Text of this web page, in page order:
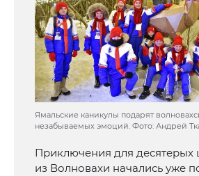
Ямальские каникулы подарят
незабываемых эмоций. Фото: Андрей
Приключения для десятерых
из Волновахи начались уже